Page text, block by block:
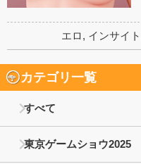
エロ, インサイト
カテゴリ一覧
すべて
東京ゲームショウ2025